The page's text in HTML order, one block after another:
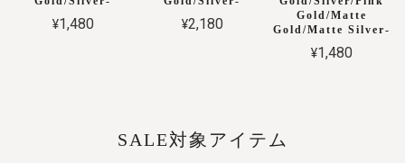
¥1,480 ¥2,180
Gold/Matte
Gold/Matte Silver-
¥1,480
SALE対象アイテム